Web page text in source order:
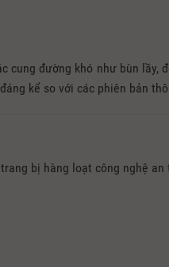
cung đường khó như bùn lầy,
kể so với các phiên bản
bị hàng loạt công nghệ